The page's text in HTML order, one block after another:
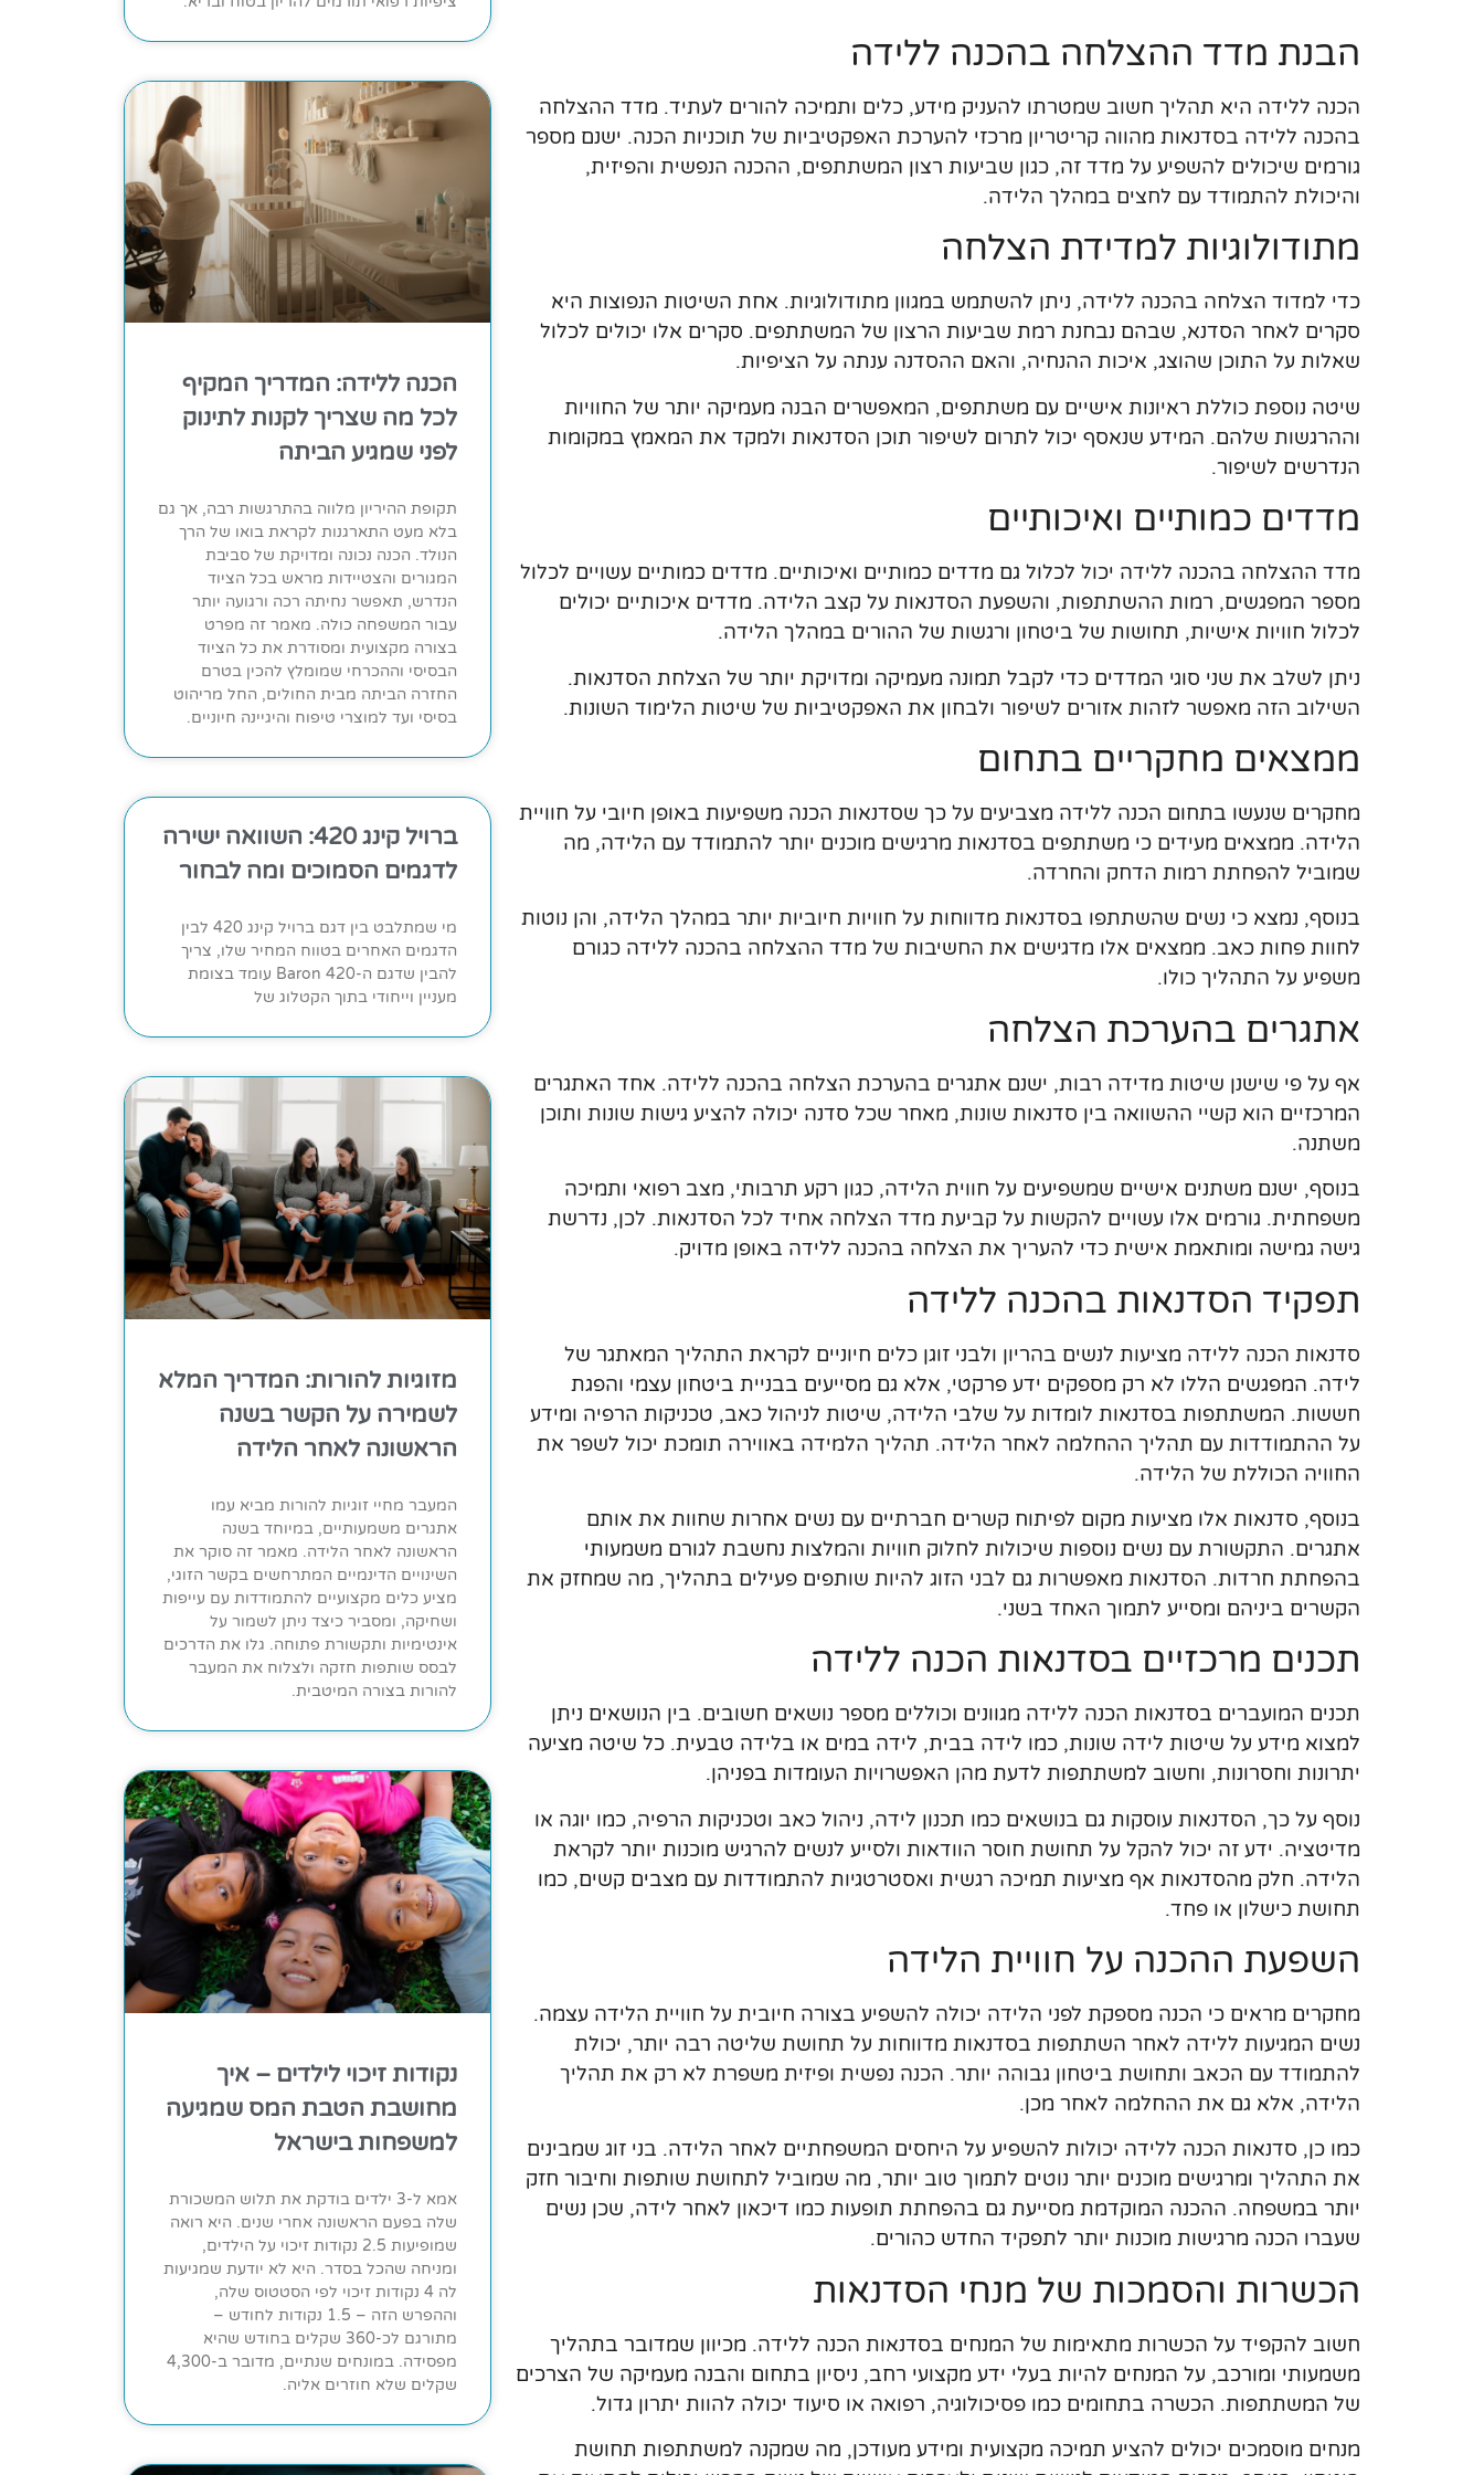
הבנת מדד ההצלחה בהכנה ללידה
הכנה ללידה היא תהליך חשוב שמטרתו להעניק מידע, כלים ותמיכה להורים לעתיד. מדד ההצלחה
בהכנה ללידה בסדנאות מהווה קריטריון מרכזי להערכת האפקטיביות של תוכניות הכנה. ישנם מספר
גורמים שיכולים להשפיע על מדד זה, כגון שביעות רצון המשתתפים, ההכנה הנפשית והפיזית,
והיכולת להתמודד עם לחצים במהלך הלידה.
מתודולוגיות למדידת הצלחה
כדי למדוד הצלחה בהכנה ללידה, ניתן להשתמש במגוון מתודולוגיות. אחת השיטות הנפוצות היא
סקרים לאחר הסדנא, שבהם נבחנת רמת שביעות הרצון של המשתתפים. סקרים אלו יכולים לכלול
שאלות על התוכן שהוצג, איכות ההנחיה, והאם ההסדנה ענתה על הציפיות.
שיטה נוספת כוללת ראיונות אישיים עם משתתפים, המאפשרים הבנה מעמיקה יותר של החוויות
וההרגשות שלהם. המידע שנאסף יכול לתרום לשיפור תוכן הסדנאות ולמקד את המאמץ במקומות
הנדרשים לשיפור.
מדדים כמותיים ואיכותיים
מדד ההצלחה בהכנה ללידה יכול לכלול גם מדדים כמותיים ואיכותיים. מדדים כמותיים עשויים לכלול
מספר המפגשים, רמות ההשתתפות, והשפעת הסדנאות על קצב הלידה. מדדים איכותיים יכולים
לכלול חוויות אישיות, תחושות של ביטחון ורגשות של ההורים במהלך הלידה.
ניתן לשלב את שני סוגי המדדים כדי לקבל תמונה מעמיקה ומדויקת יותר של הצלחת הסדנאות.
השילוב הזה מאפשר לזהות אזורים לשיפור ולבחון את האפקטיביות של שיטות הלימוד השונות.
ממצאים מחקריים בתחום
מחקרים שנעשו בתחום הכנה ללידה מצביעים על כך שסדנאות הכנה משפיעות באופן חיובי על חוויית
הלידה. ממצאים מעידים כי משתתפים בסדנאות מרגישים מוכנים יותר להתמודד עם הלידה, מה
שמוביל להפחתת רמות הדחק והחרדה.
בנוסף, נמצא כי נשים שהשתתפו בסדנאות מדווחות על חוויות חיוביות יותר במהלך הלידה, והן נוטות
לחוות פחות כאב. ממצאים אלו מדגישים את החשיבות של מדד ההצלחה בהכנה ללידה כגורם
משפיע על התהליך כולו.
אתגרים בהערכת הצלחה
אף על פי שישנן שיטות מדידה רבות, ישנם אתגרים בהערכת הצלחה בהכנה ללידה. אחד האתגרים
המרכזיים הוא קשיי ההשוואה בין סדנאות שונות, מאחר שכל סדנה יכולה להציע גישות שונות ותוכן
משתנה.
בנוסף, ישנם משתנים אישיים שמשפיעים על חווית הלידה, כגון רקע תרבותי, מצב רפואי ותמיכה
משפחתית. גורמים אלו עשויים להקשות על קביעת מדד הצלחה אחיד לכל הסדנאות. לכן, נדרשת
גישה גמישה ומותאמת אישית כדי להעריך את הצלחה בהכנה ללידה באופן מדויק.
תפקיד הסדנאות בהכנה ללידה
סדנאות הכנה ללידה מציעות לנשים בהריון ולבני זוגן כלים חיוניים לקראת התהליך המאתגר של
לידה. המפגשים הללו לא רק מספקים ידע פרקטי, אלא גם מסייעים בבניית ביטחון עצמי והפגת
חששות. המשתתפות בסדנאות לומדות על שלבי הלידה, שיטות לניהול כאב, טכניקות הרפיה ומידע
על ההתמודדות עם תהליך ההחלמה לאחר הלידה. תהליך הלמידה באווירה תומכת יכול לשפר את
החוויה הכוללת של הלידה.
בנוסף, סדנאות אלו מציעות מקום לפיתוח קשרים חברתיים עם נשים אחרות שחוות את אותם
אתגרים. התקשורת עם נשים נוספות שיכולות לחלוק חוויות והמלצות נחשבת לגורם משמעותי
בהפחתת חרדות. הסדנאות מאפשרות גם לבני הזוג להיות שותפים פעילים בתהליך, מה שמחזק את
הקשרים ביניהם ומסייע לתמוך האחד בשני.
תכנים מרכזיים בסדנאות הכנה ללידה
תכנים המועברים בסדנאות הכנה ללידה מגוונים וכוללים מספר נושאים חשובים. בין הנושאים ניתן
למצוא מידע על שיטות לידה שונות, כמו לידה בבית, לידה במים או בלידה טבעית. כל שיטה מציעה
יתרונות וחסרונות, וחשוב למשתתפות לדעת מהן האפשרויות העומדות בפניהן.
נוסף על כך, הסדנאות עוסקות גם בנושאים כמו תכנון לידה, ניהול כאב וטכניקות הרפיה, כמו יוגה או
מדיטציה. ידע זה יכול להקל על תחושת חוסר הוודאות ולסייע לנשים להרגיש מוכנות יותר לקראת
הלידה. חלק מהסדנאות אף מציעות תמיכה רגשית ואסטרטגיות להתמודדות עם מצבים קשים, כמו
תחושת כישלון או פחד.
השפעת ההכנה על חוויית הלידה
מחקרים מראים כי הכנה מספקת לפני הלידה יכולה להשפיע בצורה חיובית על חוויית הלידה עצמה.
נשים המגיעות ללידה לאחר השתתפות בסדנאות מדווחות על תחושת שליטה רבה יותר, יכולת
להתמודד עם הכאב ותחושת ביטחון גבוהה יותר. הכנה נפשית ופיזית משפרת לא רק את תהליך
הלידה, אלא גם את ההחלמה לאחר מכן.
כמו כן, סדנאות הכנה ללידה יכולות להשפיע על היחסים המשפחתיים לאחר הלידה. בני זוג שמבינים
את התהליך ומרגישים מוכנים יותר נוטים לתמוך טוב יותר, מה שמוביל לתחושת שותפות וחיבור חזק
יותר במשפחה. ההכנה המוקדמת מסייעת גם בהפחתת תופעות כמו דיכאון לאחר לידה, שכן נשים
שעברו הכנה מרגישות מוכנות יותר לתפקיד החדש כהורים.
הכשרות והסמכות של מנחי הסדנאות
חשוב להקפיד על הכשרות מתאימות של המנחים בסדנאות הכנה ללידה. מכיוון שמדובר בתהליך
משמעותי ומורכב, על המנחים להיות בעלי ידע מקצועי רחב, ניסיון בתחום והבנה מעמיקה של הצרכים
של המשתתפות. הכשרה בתחומים כמו פסיכולוגיה, רפואה או סיעוד יכולה להוות יתרון גדול.
מנחים מוסמכים יכולים להציע תמיכה מקצועית ומידע מעודכן, מה שמקנה למשתתפות תחושת
הכנה ללידה: המדריך המקיף
לכל מה שצריך לקנות לתינוק
לפני שמגיע הביתה
תקופת ההיריון מלווה בהתרגשות רבה, אך גם
בלא מעט התארגנות לקראת בואו של הרך
הנולד. הכנה נכונה ומדויקת של סביבת
המגורים והצטיידות מראש בכל הציוד
הנדרש, תאפשר נחיתה רכה ורגועה יותר
עבור המשפחה כולה. מאמר זה מפרט
בצורה מקצועית ומסודרת את כל הציוד
הבסיסי וההכרחי שמומלץ להכין בטרם
החזרה הביתה מבית החולים, החל מריהוט
בסיסי ועד למוצרי טיפוח והיגיינה חיוניים.
ברויל קינג 420: השוואה ישירה
לדגמים הסמוכים ומה לבחור
מי שמתלבט בין דגם ברויל קינג 420 לבין
הדגמים האחרים בטווח המחיר שלו, צריך
להבין שדגם ה-Baron 420 עומד בצומת
מעניין וייחודי בתוך הקטלוג של
מזוגיות להורות: המדריך המלא
לשמירה על הקשר בשנה
הראשונה לאחר הלידה
המעבר מחיי זוגיות להורות מביא עמו
אתגרים משמעותיים, במיוחד בשנה
הראשונה לאחר הלידה. מאמר זה סוקר את
השינויים הדינמיים המתרחשים בקשר הזוגי,
מציע כלים מקצועיים להתמודדות עם עייפות
ושחיקה, ומסביר כיצד ניתן לשמור על
אינטימיות ותקשורת פתוחה. גלו את הדרכים
לבסס שותפות חזקה ולצלוח את המעבר
להורות בצורה המיטבית.
נקודות זיכוי לילדים – איך
מחושבת הטבת המס שמגיעה
למשפחות בישראל
אמא ל-3 ילדים בודקת את תלוש המשכורת
שלה בפעם הראשונה אחרי שנים. היא רואה
שמופיעות 2.5 נקודות זיכוי על הילדים,
ומניחה שהכל בסדר. היא לא יודעת שמגיעות
לה 4 נקודות זיכוי לפי הסטטוס שלה,
וההפרש הזה – 1.5 נקודות לחודש –
מתורגם לכ-360 שקלים בחודש שהיא
מפסידה. במונחים שנתיים, מדובר ב-4,300
שקלים שלא חוזרים אליה.